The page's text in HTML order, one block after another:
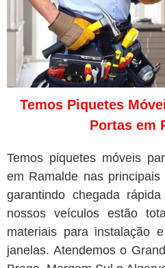
Temos Piquetes
Portas em
Temos piquetes móveis
em Ramalde nas
garantindo chegada
nossos veículos estão
materiais para instalação
janelas. Atendemos o